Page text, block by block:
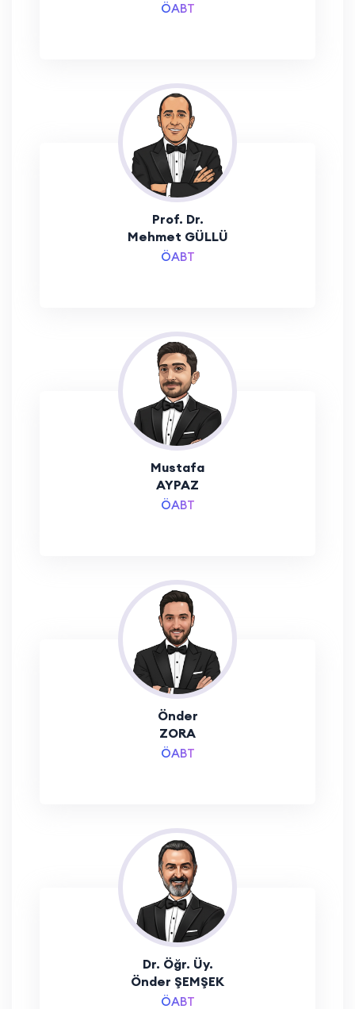
ÖABT
Prof. Dr.
Mehmet GÜLLÜ
ÖABT
Mustafa
AYPAZ
ÖABT
Önder
ZORA
ÖABT
Dr. Öğr. Üy.
Önder ŞEMŞEK
ÖABT